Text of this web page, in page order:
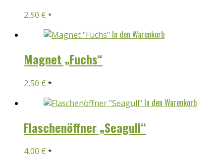
2,50 € *
In den Warenkorb
Magnet „Fuchs“
2,50 € *
In den Warenkorb
Flaschenöffner „Seagull“
4,00 € *